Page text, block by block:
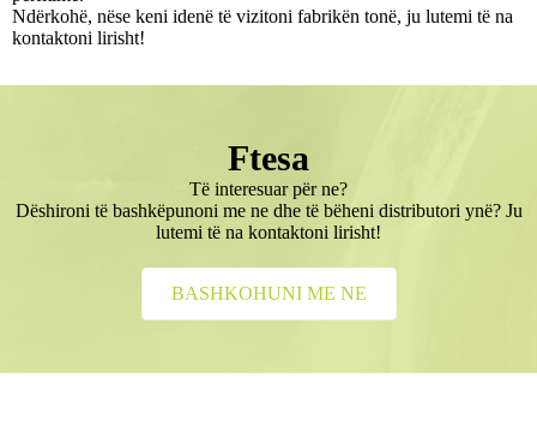
Ndërkohë, nëse keni idenë të vizitoni fabrikën tonë, ju lutemi të na
kontaktoni lirisht!
Ftesa
Të interesuar për ne?
Dëshironi të bashkëpunoni me ne dhe të bëheni distributori ynë? Ju
lutemi të na kontaktoni lirisht!
BASHKOHUNI ME NE